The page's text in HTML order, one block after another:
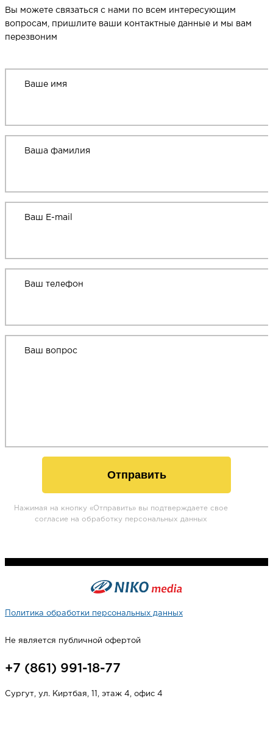
Вы можете связаться с нами по всем интересующим
вопросам, пришлите ваши контактные данные и мы вам
перезвоним
Ваше имя
Ваша фамилия
Ваш E-mail
Ваш телефон
Ваш вопрос
Отправить
Нажимая на кнопку «Отправить» вы подтверждаете свое
согласие на обработку персональных данных
Политика обработки персональных данных
Не является публичной офертой
+7 (861) 991-18-77
Сургут, ул. Киртбая, 11, этаж 4, офис 4